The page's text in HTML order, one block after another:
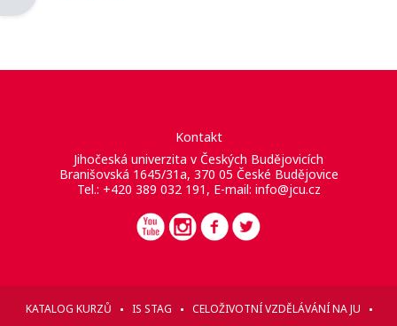
Kontakt
Jihočeská univerzita v Českých Budějovicích
Branišovská 1645/31a, 370 05 České Budějovice
Tel.: +420 389 032 191, E-mail: info@jcu.cz
KATALOG KURZŮ IS STAG CELOŽIVOTNÍ VZDĚLÁVÁNÍ NA JU